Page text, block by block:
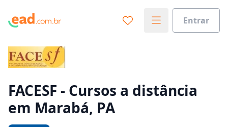
Entrar
Vamos te guiar no caminho ideal para seus estudos
FACESF - Cursos a distância
em Marabá, PA